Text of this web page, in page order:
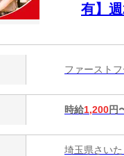
有】
ファースト
時給1,200円
埼玉県さい